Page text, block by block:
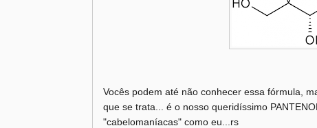
Vocês podem até não conhecer essa fórmula,
que se trata... é o nosso queridíssimo
"cabelomaníacas" como eu...rs